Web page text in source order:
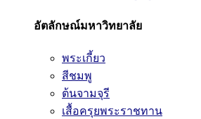
อัตลักษณ์มหาวิทยาลัย
พระเกี้ยว
สีชมพู
ต้นจามจุรี
เสื้อครุยพระราชทาน